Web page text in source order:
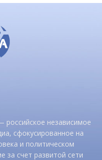
российское независимое
сфокусированное на
и политическом
за счет развитой сети